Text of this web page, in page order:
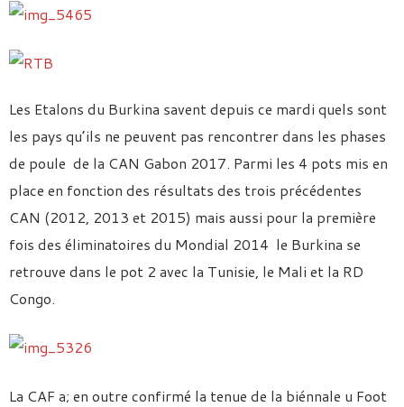
Les Etalons du Burkina savent depuis ce mardi quels sont
les pays qu’ils ne peuvent pas rencontrer dans les phases
de poule de la CAN Gabon 2017. Parmi les 4 pots mis en
place en fonction des résultats des trois précédentes
CAN (2012, 2013 et 2015) mais aussi pour la première
fois des éliminatoires du Mondial 2014 le Burkina se
retrouve dans le pot 2 avec la Tunisie, le Mali et la RD
Congo.
La CAF a; en outre confirmé la tenue de la biénnale u Foot